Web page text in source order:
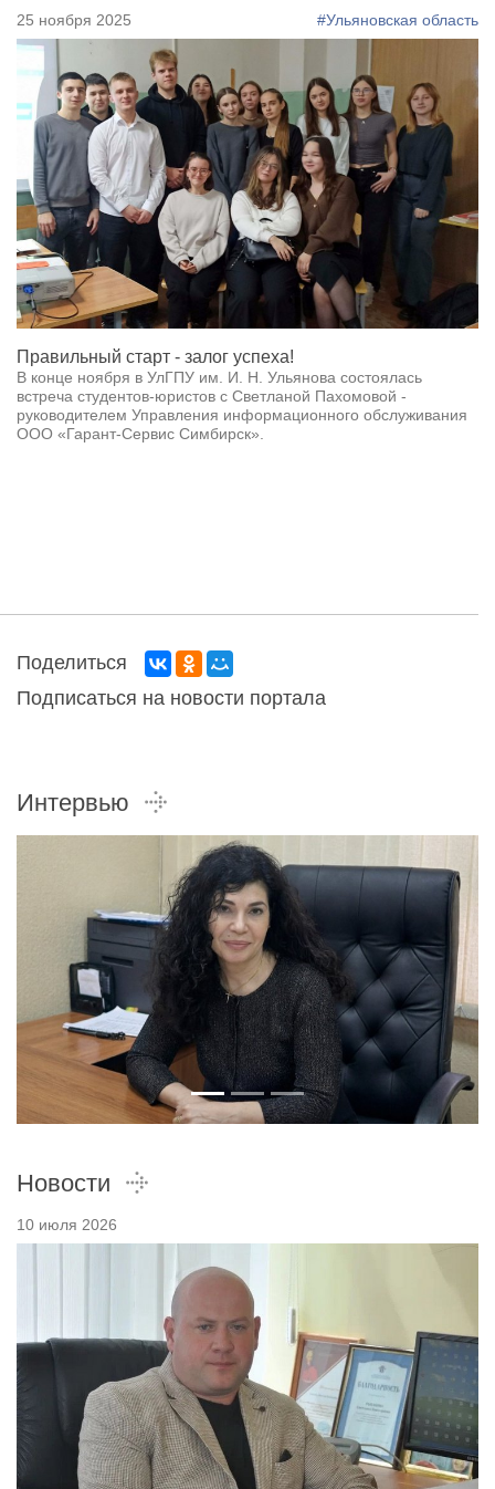
25 ноября 2025 #Ульяновская область
Правильный старт - залог успеха!
В конце ноября в УлГПУ им. И. Н. Ульянова состоялась
встреча студентов-юристов с Светланой Пахомовой -
руководителем Управления информационного обслуживания
ООО «Гарант-Сервис Симбирск».
Поделиться
Подписаться на новости портала
Интервью
Новости
10 июля 2026